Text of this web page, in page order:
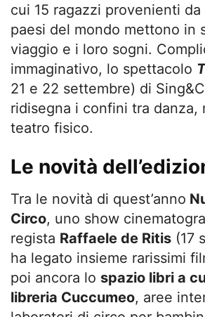
cui 15 ragazzi provenienti
paesi del mondo mettono in
viaggio e i loro sogni.
immaginativo, lo spettacolo
21 e 22 settembre) di
ridisegna i confini tra danza,
teatro fisico.
Le novità
Tra le novità di quest’anno
Circo, uno show
regista Raffaele de Ritis (17
ha legato insieme rarissimi
poi ancora lo spazio libri a
libreria Cuccumeo, aree